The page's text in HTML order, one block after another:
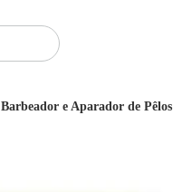
Barbeador e Aparador de Pêlos